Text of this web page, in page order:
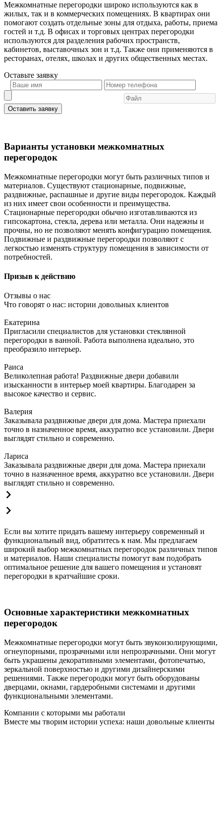
Межкомнатные перегородки широко используются как в
жилых, так и в коммерческих помещениях. В квартирах они
помогают создать отдельные зоны для отдыха, работы, приема
гостей и т.д. В офисах и торговых центрах перегородки
используются для разделения рабочих пространств,
кабинетов, выставочных зон и т.д. Также они применяются в
ресторанах, отелях, школах и других общественных местах.
Оставьте заявку
Оставить заявку
Варианты установки межкомнатных
перегородок
Межкомнатные перегородки могут быть различных типов и
материалов. Существуют стационарные, подвижные,
раздвижные, распашные и другие виды перегородок. Каждый
из них имеет свои особенности и преимущества.
Стационарные перегородки обычно изготавливаются из
гипсокартона, стекла, дерева или металла. Они надежны и
прочны, но не позволяют менять конфигурацию помещения.
Подвижные и раздвижные перегородки позволяют с
легкостью изменять структуру помещения в зависимости от
потребностей.
Призыв к действию
Отзывы о нас
Что говорят о нас: истории довольных клиентов
Екатерина
Пригласили специалистов для установки стеклянной
перегородки в ванной. Работа выполнена идеально, это
преобразило интерьер.
Раиса
Великолепная работа! Раздвижные двери добавили
изысканности в интерьер моей квартиры. Благодарен за
высокое качество и сервис.
Валерия
Заказывала раздвижные двери для дома. Мастера приехали
точно в назначенное время, аккуратно все установили. Двери
выглядят стильно и современно.
Лариса
Заказывала раздвижные двери для дома. Мастера приехали
точно в назначенное время, аккуратно все установили. Двери
выглядят стильно и современно.
Если вы хотите придать вашему интерьеру современный и
функциональный вид, обратитесь к нам. Мы предлагаем
широкий выбор межкомнатных перегородок различных типов
и материалов. Наши специалисты помогут вам подобрать
оптимальное решение для вашего помещения и установят
перегородки в кратчайшие сроки.
Основные характеристики межкомнатных
перегородок
Межкомнатные перегородки могут быть звукоизолирующими,
огнеупорными, прозрачными или непрозрачными. Они могут
быть украшены декоративными элементами, фотопечатью,
зеркальной поверхностью и другими дизайнерскими
решениями. Также перегородки могут быть оборудованы
дверцами, окнами, гардеробными системами и другими
функциональными элементами.
Компании с которыми мы работали
Вместе мы творим истории успеха: наши довольные клиенты